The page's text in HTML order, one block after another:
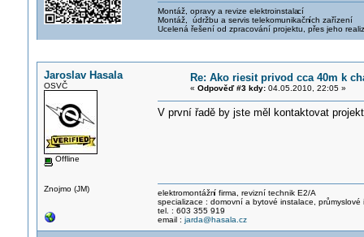
Montáž, opravy a revize elektroinstalací
Montáž, údržbu a servis telekomunikačních zařízení
Ucelená řešení od zpracování projektu, přes jeho
Jaroslav Hasala
OSVČ
Offline
Znojmo (JM)
Re: Ako riesit privod cca 40m k
« Odpověď #3 kdy:04.05.2010, 22:05 »
V první řadě by jste měl kontaktovat
elektromontážní firma, revizní technik E2/A
specializace : domovní a bytové instalace, průmyslové
tel. : 603 355 919
email : jarda@hasala.cz